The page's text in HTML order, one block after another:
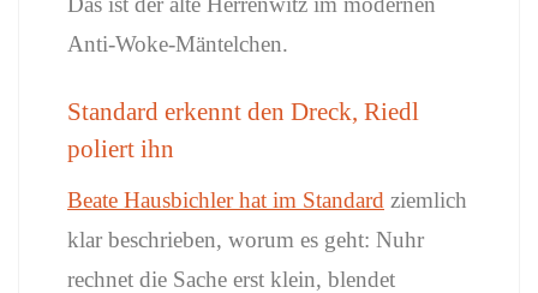
Anti-Woke-Mäntelchen.
Standard erkennt den Dreck, Riedl
poliert ihn
Beate Hausbichler hat im Standard ziemlich
klar beschrieben, worum es geht: Nuhr
rechnet die Sache erst klein, blendet